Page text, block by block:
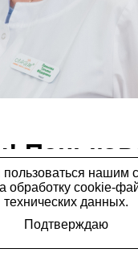
27 лет.
Татьяна